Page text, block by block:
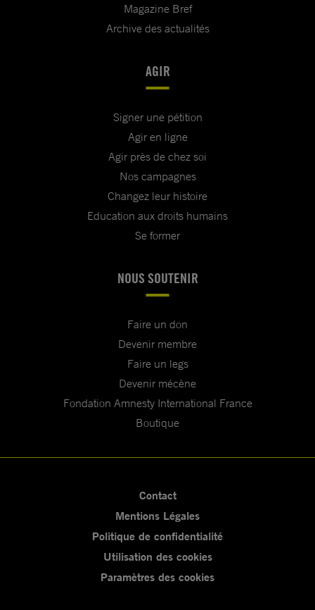
Magazine Bref
Archive des actualités
AGIR
Signer une pétition
Agir en ligne
Agir près de chez soi
Nos campagnes
Changez leur histoire
Education aux droits humains
Se former
NOUS SOUTENIR
Faire un don
Devenir membre
Faire un legs
Devenir mécène
Fondation Amnesty International France
Boutique
Contact
Mentions Légales
Politique de confidentialité
Utilisation des cookies
Paramètres des cookies